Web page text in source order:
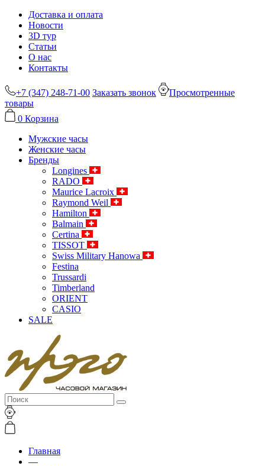
Доставка и оплата
Новости
3D тур
Статьи
О нас
Контакты
+7 (347) 248-71-00 Заказать звонок
Просмотренные
товары
0 Корзина
Мужские часы
Женские часы
Бренды
Longines
RADO
Maurice Lacroix
Raymond Weil
Hamilton
Balmain
Certina
TISSOT
Swiss Military Hanowa
Festina
Trussardi
Timberland
ORIENT
CASIO
SALE
Главная
—